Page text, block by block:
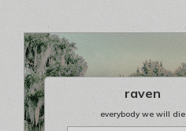
raven
everybody we will die